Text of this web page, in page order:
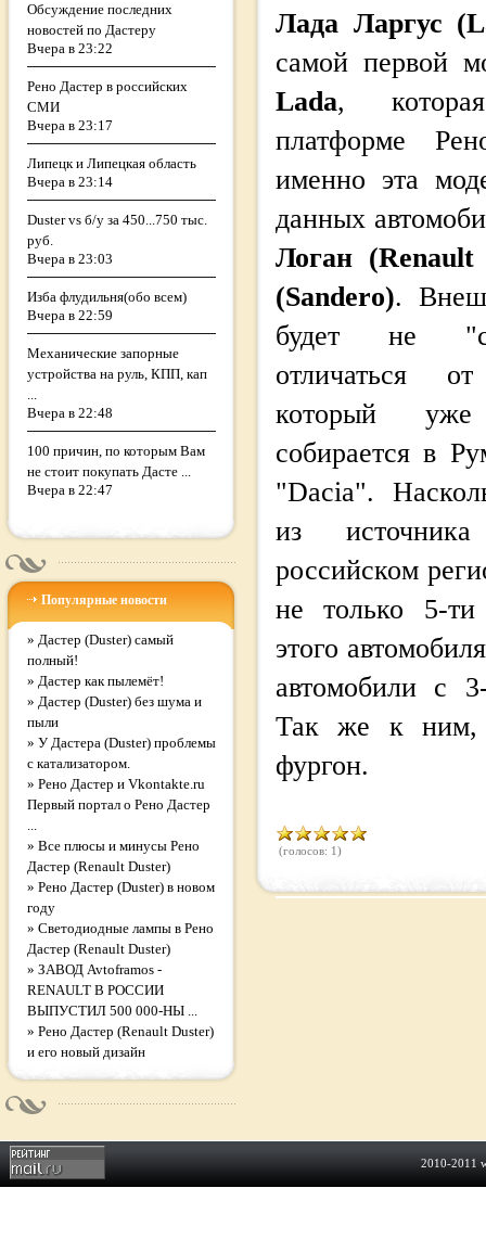
Обсуждение последних
новостей по Дастеру
Вчера в 23:22
Рено Дастер в российских
СМИ
Вчера в 23:17
Липецк и Липецкая область
Вчера в 23:14
Duster vs б/у за 450...750 тыс.
руб.
Вчера в 23:03
Изба флудильня(обо всем)
Вчера в 22:59
Механические запорные
устройства на руль, КПП, кап
...
Вчера в 22:48
100 причин, по которым Вам
не стоит покупать Дасте ...
Вчера в 22:47
Популярные новости
» Дастер (Duster) самый
полный!
» Дастер как пылемёт!
» Дастер (Duster) без шума и
пыли
» У Дастера (Duster) проблемы
с катализатором.
» Рено Дастер и Vkontakte.ru
Первый портал о Рено Дастер
...
» Все плюсы и минусы Рено
Дастер (Renault Duster)
» Рено Дастер (Duster) в новом
году
» Светодиодные лампы в Рено
Дастер (Renault Duster)
» ЗАВОД Avtoframos -
RENAULT В РОССИИ
ВЫПУСТИЛ 500 000-НЫ ...
» Рено Дастер (Renault Duster)
и его новый дизайн
Лада Ларгус
самой первой
Lada,
платформе
именно эта
данных
Логан (Renault
(Sandero).
будет не
отличаться
который
собирается в
"Dacia".
из
российском
не только 5-
этого
автомобили с
Так же к ним,
фургон.
(голосов: 1)
2010-2011